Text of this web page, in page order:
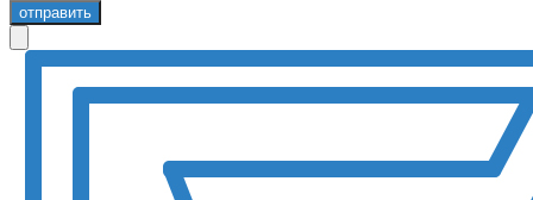
отправить